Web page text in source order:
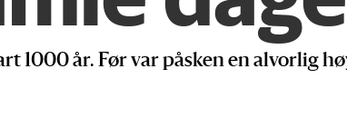
1000 år. Før var påsken en alvorlig